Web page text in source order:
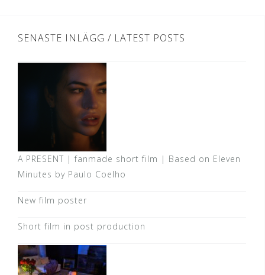
SENASTE INLÄGG / LATEST POSTS
A PRESENT | fanmade short film | Based on Eleven
Minutes by Paulo Coelho
New film poster
Short film in post production